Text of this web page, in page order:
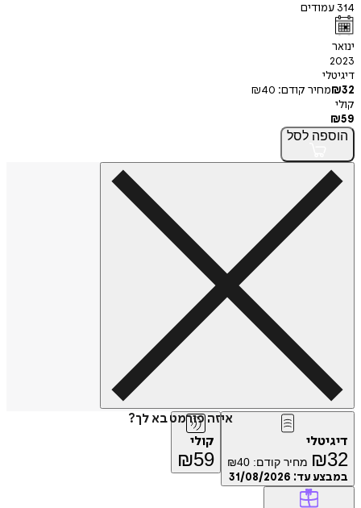
314 עמודים
ינואר
2023
דיגיטלי
₪32 מחיר קודם: ₪40
קולי
₪59
הוספה לסל
איזה פורמט בא לך?
דיגיטלי
₪32 מחיר קודם: ₪40
במבצע עד: 31/08/2026
קולי
₪59